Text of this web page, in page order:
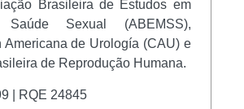
Brasileira de Estudos em
Sexual (ABEMSS),
Americana de Urología (CAU) e
de Reprodução Humana.
| RQE 24845